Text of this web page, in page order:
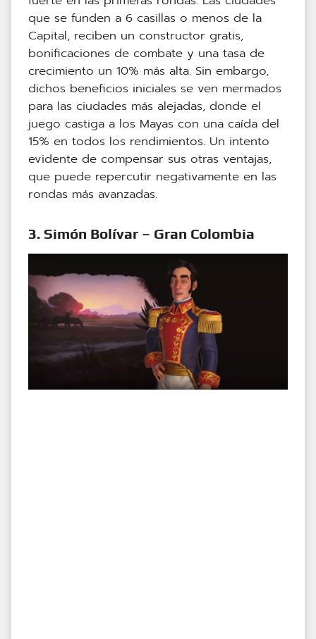
que se funden a 6 casillas o menos de la
Capital, reciben un constructor gratis,
bonificaciones de combate y una tasa de
crecimiento un 10% más alta. Sin embargo,
dichos beneficios iniciales se ven mermados
para las ciudades más alejadas, donde el
juego castiga a los Mayas con una caída del
15% en todos los rendimientos. Un intento
evidente de compensar sus otras ventajas,
que puede repercutir negativamente en las
rondas más avanzadas.
3. Simón Bolívar – Gran Colombia